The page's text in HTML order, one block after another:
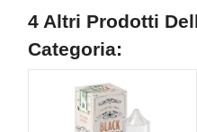
4 Altri Prodotti
Categoria: